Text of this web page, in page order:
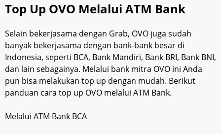
Top Up OVO Melalui ATM Bank
Selain bekerjasama dengan Grab, OVO juga sudah
banyak bekerjasama dengan bank-bank besar di
Indonesia, seperti BCA, Bank Mandiri, Bank BRI, Bank BNI,
dan lain sebagainya. Melalui bank mitra OVO ini Anda
pun bisa melakukan top up dengan mudah. Berikut
panduan cara top up OVO melalui ATM Bank.
Melalui ATM Bank BCA